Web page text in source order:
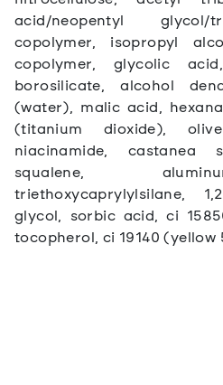
acid/neopentyl glycol/
copolymer, isopropyl
copolymer, glycolic
borosilicate, alcohol
(water), malic acid,
(titanium dioxide),
niacinamide, castanea
squalene,
triethoxycaprylylsilane,
glycol, sorbic acid, ci
tocopherol, ci 19140 (yellow